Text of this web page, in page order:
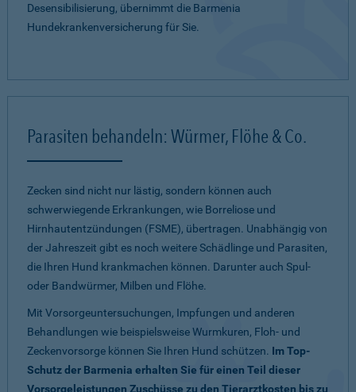
Desensibilisierung, übernimmt die Barmenia
Hundekrankenversicherung für Sie.
Parasiten behandeln: Würmer, Flöhe & Co.
Zecken sind nicht nur lästig, sondern können auch
schwerwiegende Erkrankungen, wie Borreliose und
Hirnhautentzündungen (FSME), übertragen. Unabhängig von
der Jahreszeit gibt es noch weitere Schädlinge und Parasiten,
die Ihren Hund krankmachen können. Darunter auch Spul-
oder Bandwürmer, Milben und Flöhe.
Mit Vorsorgeuntersuchungen, Impfungen und anderen
Behandlungen wie beispielsweise Wurmkuren, Floh- und
Zeckenvorsorge können Sie Ihren Hund schützen. Im Top-
Schutz der Barmenia erhalten Sie für einen Teil dieser
Vorsorgeleistungen Zuschüsse zu den Tierarztkosten bis zu